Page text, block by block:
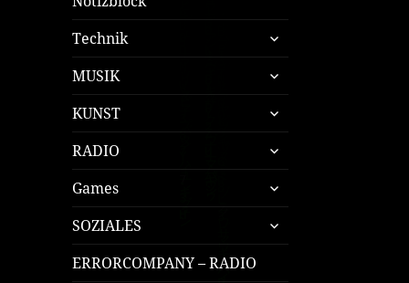
Technik
untermenü
öffnen
MUSIK
untermenü
öffnen
KUNST
untermenü
öffnen
RADIO
untermenü
öffnen
Games
untermenü
öffnen
SOZIALES
untermenü
öffnen
ERRORCOMPANY – RADIO